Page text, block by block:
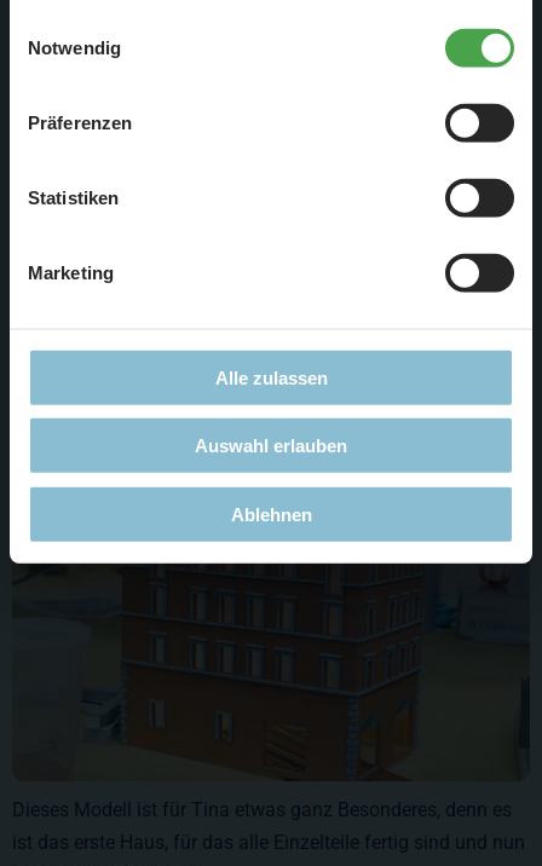
diese Einstellungen jederzeit über die Schaltfläche
zustimmen, beschränken wir uns auf die technisch
notwendigen Cookies. Weitere Informationen finden Sie in
Notwendig
Präferenzen
Statistiken
Marketing
Alle zulassen
Auswahl erlauben
Ablehnen
auf die Anlage zu schauen, um einen etwas anderen Einblick
in den Italien-Abschnitt zu bekommen.
Dieses Modell ist für Tina etwas ganz Besonderes, denn es
ist das erste Haus, für das alle Einzelteile fertig sind und nun